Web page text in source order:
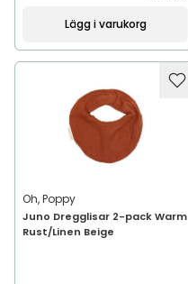
Lägg i varukorg
Oh, Poppy
Juno Dregglisar 2-pack Warm
Rust/Linen Beige